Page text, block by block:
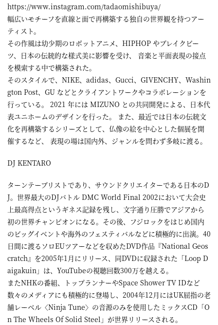
https://www.instagram.com/tadaomishibuya/
幅広いモチーフを直線と面で再構築する独自の世界観を持つアー
ティスト。
その作風は幼少期のロボットアニメ、HIPHOP やブレイクビー
ツ、日本の伝統的な様式美に影響を受け、 音楽と平面表現の接点
を模索する中で構築された。
そのスタイルで、NIKE、adidas、Gucci、GIVENCHY、Washin
gton Post、GU などとクライアントワークやコラボレーションを
行っている。 2021 年には MIZUNO との共同開発による、日本代
表ユニホームのデザインを行った。 また、最近では日本の伝統文
化を再構築するシリーズとして、仏像の絵を中心とした個展を開
催するなど、 表現の場は国内外、ジャンルを問わず多岐に渡る。
DJ KENTARO
ターンテーブリストであり、サウンドクリエイターである日本のD
J。世界最大のDJバトル DMC World Final 2002において大会史
上最高得点というギネス記録を残し、文字通り圧勝でアジアから
初の世界チャンピオンになる。その後、フジロックをはじめ国内
のビッグイベントや海外のフェスティバルなどに積極的に出演。40
日間に渡るソロEUツアーなどを収めたDVD作品『National Geos
cratch』を2005年1月にリリース、同DVDに収録された「Loop D
aigakuin」は、YouTubeの視聴回数300万を越える。
またNHKの番組、トップランナーやSpace Shower TV IDなど
数々のメディアにも積極的に登場し、2004年12月にはUK屈指の老
舗レーベル〈Ninja Tune〉の音源のみを使用したミックスCD「O
n The Wheels Of Solid Steel」が世界リリースされる。